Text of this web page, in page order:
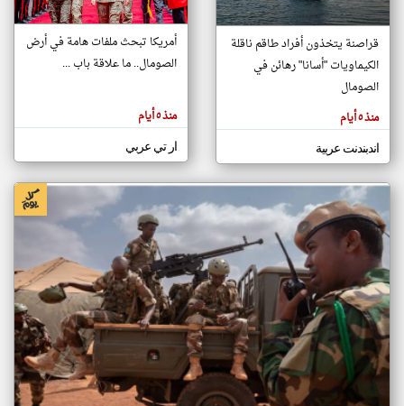
تغيير الدولة
اخبار الصومال على مدار الساعة
أهم اخبار الصومال العاجلة والمباشرة
المقالات
هنا عن
وجهة
كاتبيها.
قراصنة يتخذون أفراد طاقم ناقلة
الكيماويات "أسانا" رهائن في
الصومال
منذ ٥ أيام
اندبندنت عربية
أمريكا تبحث ملفات هامة في أرض
الصومال.. ما علاقة باب ...
منذ ٥ أيام
ار تي عربي
klyoum.com